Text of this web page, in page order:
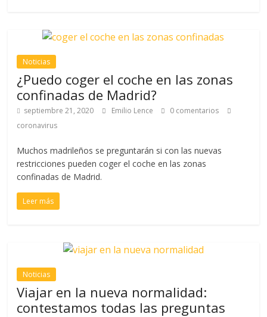
Noticias
¿Puedo coger el coche en las zonas
confinadas de Madrid?
septiembre 21, 2020 Emilio Lence
0 comentarios
coronavirus
Muchos madrileños se preguntarán si con las nuevas
restricciones pueden coger el coche en las zonas
confinadas de Madrid.
Leer más
Noticias
Viajar en la nueva normalidad:
contestamos todas las preguntas